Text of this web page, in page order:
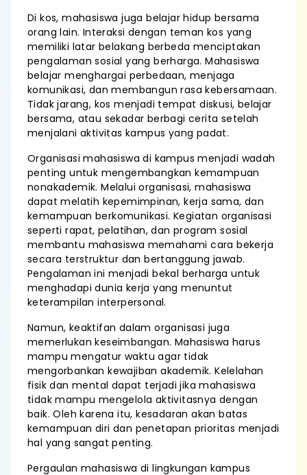
Di kos, mahasiswa juga belajar hidup bersama
orang lain. Interaksi dengan teman kos yang
memiliki latar belakang berbeda menciptakan
pengalaman sosial yang berharga. Mahasiswa
belajar menghargai perbedaan, menjaga
komunikasi, dan membangun rasa kebersamaan.
Tidak jarang, kos menjadi tempat diskusi, belajar
bersama, atau sekadar berbagi cerita setelah
menjalani aktivitas kampus yang padat.
Organisasi mahasiswa di kampus menjadi wadah
penting untuk mengembangkan kemampuan
nonakademik. Melalui organisasi, mahasiswa
dapat melatih kepemimpinan, kerja sama, dan
kemampuan berkomunikasi. Kegiatan organisasi
seperti rapat, pelatihan, dan program sosial
membantu mahasiswa memahami cara bekerja
secara terstruktur dan bertanggung jawab.
Pengalaman ini menjadi bekal berharga untuk
menghadapi dunia kerja yang menuntut
keterampilan interpersonal.
Namun, keaktifan dalam organisasi juga
memerlukan keseimbangan. Mahasiswa harus
mampu mengatur waktu agar tidak
mengorbankan kewajiban akademik. Kelelahan
fisik dan mental dapat terjadi jika mahasiswa
tidak mampu mengelola aktivitasnya dengan
baik. Oleh karena itu, kesadaran akan batas
kemampuan diri dan penetapan prioritas menjadi
hal yang sangat penting.
Pergaulan mahasiswa di lingkungan kampus